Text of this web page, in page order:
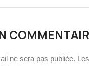
ne sera pas publiée.